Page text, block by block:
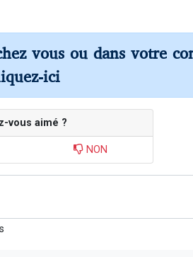
vous ou dans votre
ici
vous aimé ?
NON